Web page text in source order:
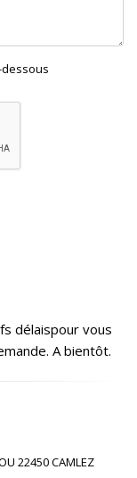
délaispour vous
A bientôt.
22450 CAMLEZ